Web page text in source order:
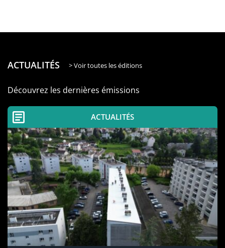
ACTUALITÉS > Voir toutes les éditions
Découvrez les dernières émissions
ACTUALITÉS